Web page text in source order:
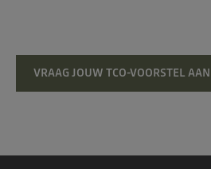
VRAAG JOUW TCO-VOORSTEL AAN